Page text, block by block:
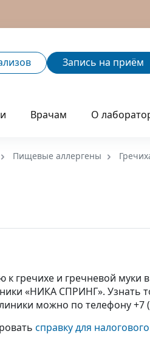
Запись на приём
Врачам О
Пищевые аллергены
к гречихе и гречневой
«НИКА СПРИНГ». Узнать
можно по телефону +7
справку для